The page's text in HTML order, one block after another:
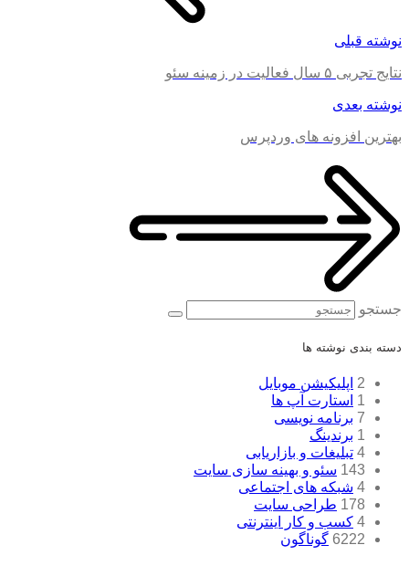
نوشته قبلی
نتایج تجربی ۵ سال فعالیت در زمینه سئو
نوشته بعدی
بهترین افزونه های وردپرس
جستجو
دسته بندی نوشته ها
2 اپلیکیشن موبایل
1 استارت آپ ها
7 برنامه نویسی
1 برندینگ
4 تبلیغات و بازاریابی
143 سئو و بهینه سازی سایت
4 شبکه های اجتماعی
178 طراحی سایت
4 کسب و کار اینترنتی
6222 گوناگون